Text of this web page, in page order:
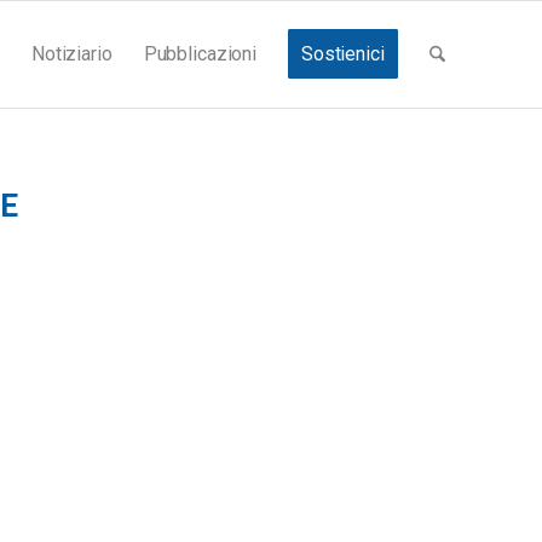
Notiziario Pubblicazioni Sostienici